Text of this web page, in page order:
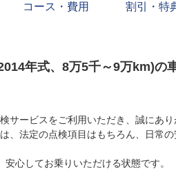
コース・費用 割引・特
年式、8万5千～9万km)の
サービスをご利用いただき、誠にあり
、法定の点検項目はもちろん、日常
安心してお乗りいただける状態です。